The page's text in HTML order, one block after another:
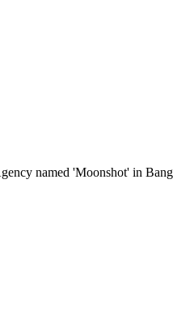
named 'Moonshot' in